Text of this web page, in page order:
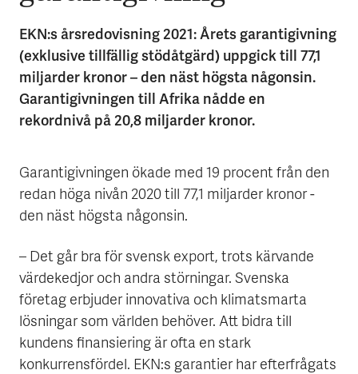
EKN:s årsredovisning 2021: Årets garantigivning
(exklusive tillfällig stödåtgärd) uppgick till 77,1
miljarder kronor – den näst högsta någonsin.
Garantigivningen till Afrika nådde en
rekordnivå på 20,8 miljarder kronor.
Garantigivningen ökade med 19 procent från den
redan höga nivån 2020 till 77,1 miljarder kronor -
den näst högsta någonsin.
– Det går bra för svensk export, trots kärvande
värdekedjor och andra störningar. Svenska
företag erbjuder innovativa och klimatsmarta
lösningar som världen behöver. Att bidra till
kundens finansiering är ofta en stark
konkurrensfördel. EKN:s garantier har efterfrågats